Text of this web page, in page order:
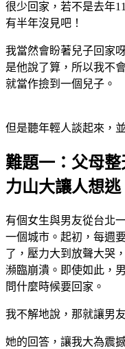
很少回家，若不是去年
有半年沒見吧！
我當然會盼著兒子回家
是他說了算，所以我不
就當作撿到一個兒子。
但是聽年輕人談起來，
難題一：父母
力山大讓人想逃
有個女生與男友從台北
一個城市。起初，每週
了，壓力大到放聲大哭
瀕臨崩潰。即使如此，
問什麼時候要回家。
我不解地說，那就讓男
她的回答，讓我大為震